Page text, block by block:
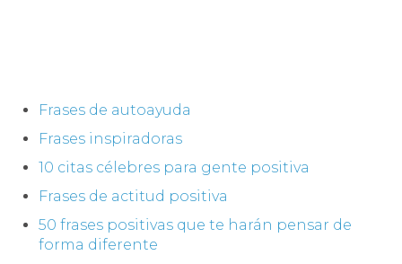
Frases de autoayuda
Frases inspiradoras
10 citas célebres para gente positiva
Frases de actitud positiva
50 frases positivas que te harán pensar de
forma diferente